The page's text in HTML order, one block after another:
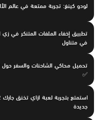
لودو كينغ: تجربة ممتعة في عالم
تطبيق إخفاء الملفات المتنكر في زي
في متناول
تحميل محاكي الشاحنات والسفر
✅
جديدة